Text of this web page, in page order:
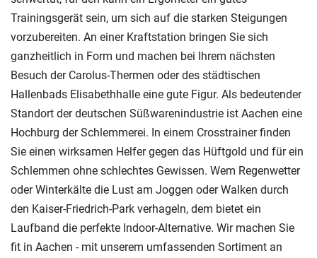
Trainingsgerät sein, um sich auf die starken Steigungen
vorzubereiten. An einer Kraftstation bringen Sie sich
ganzheitlich in Form und machen bei Ihrem nächsten
Besuch der Carolus-Thermen oder des städtischen
Hallenbads Elisabethhalle eine gute Figur. Als bedeutender
Standort der deutschen Süßwarenindustrie ist Aachen eine
Hochburg der Schlemmerei. In einem Crosstrainer finden
Sie einen wirksamen Helfer gegen das Hüftgold und für ein
Schlemmen ohne schlechtes Gewissen. Wem Regenwetter
oder Winterkälte die Lust am Joggen oder Walken durch
den Kaiser-Friedrich-Park verhageln, dem bietet ein
Laufband die perfekte Indoor-Alternative. Wir machen Sie
fit in Aachen - mit unserem umfassenden Sortiment an